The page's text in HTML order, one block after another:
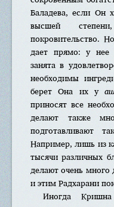
Баладева, если Он
высшей
покровительство.
дает прямо: у нее
занята в
необходимы
берет Она их у
приносят все
делают также
подготавливают
Например, лишь из
тысячи различных
делают очень много
и этим Радхарани
Иногда